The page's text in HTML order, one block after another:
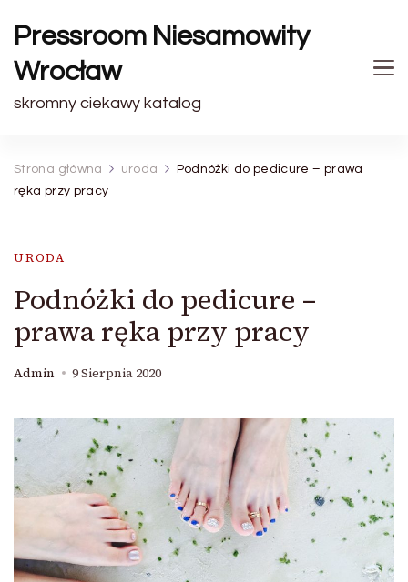
Pressroom Niesamowity
Wrocław
skromny ciekawy katalog
Strona główna uroda
Podnóżki do pedicure – prawa
ręka przy pracy
URODA
Podnóżki do pedicure –
prawa ręka przy pracy
Admin 9 Sierpnia 2020